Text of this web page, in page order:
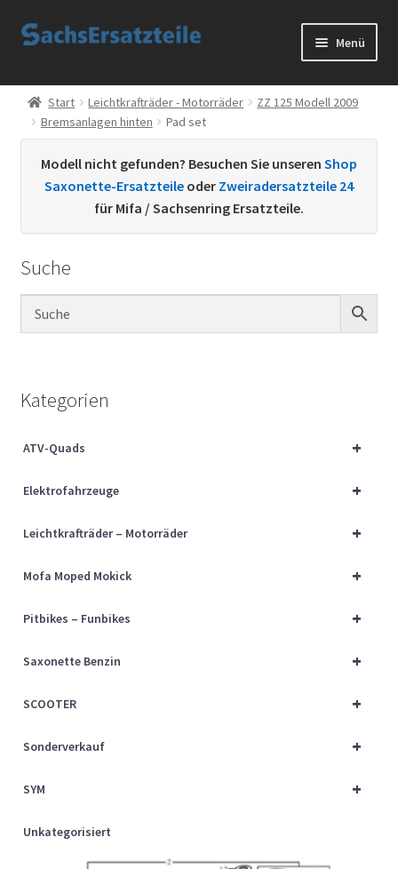
Zur
Zum
Menü
Start
AGB
Datenschutzerklärung
Kontakt
Sachs Ersatzteile
Über uns
Start Leichtkrafträder - Motorräder
ZZ 125 Modell 2009
Bremsanlagen hinten
Pad set
Modell nicht gefunden? Besuchen Sie unseren Shop
Saxonette-Ersatzteile oder Zweiradersatzteile 24
für Mifa / Sachsenring Ersatzteile.
Suche
Kategorien
+
ATV-Quads
+
Elektrofahrzeuge
+
Leichtkrafträder – Motorräder
+
Mofa Moped Mokick
+
Pitbikes – Funbikes
+
Saxonette Benzin
+
SCOOTER
+
Sonderverkauf
+
SYM
Unkategorisiert